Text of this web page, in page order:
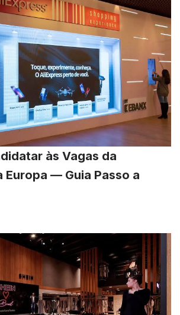
às Vagas da
Europa — Guia Passo a